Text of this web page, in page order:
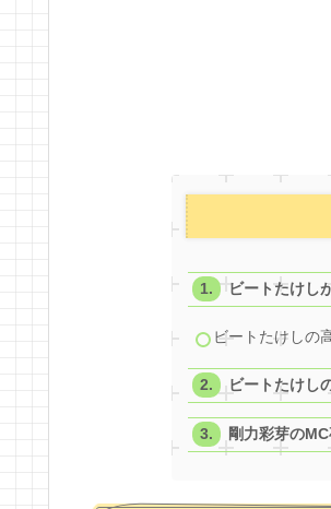
ビートたけし
ビートたけしの
ビートたけし
剛力彩芽の